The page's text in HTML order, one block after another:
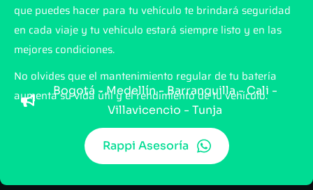
que puedes hacer para tu vehículo te brindará seguridad
en cada viaje y tu vehículo estará siempre listo y en las
mejores condiciones.
No olvides que el mantenimiento regular de tu batería
aumenta su vida útil y el rendimiento de tu vehículo.
Rappi Asesoría
Bogotá - Medellín - Barranquilla - Cali -
Villavicencio - Tunja